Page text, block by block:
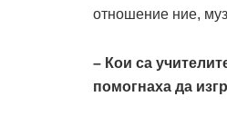
отношение ние,
– Кои са
помогнаха да